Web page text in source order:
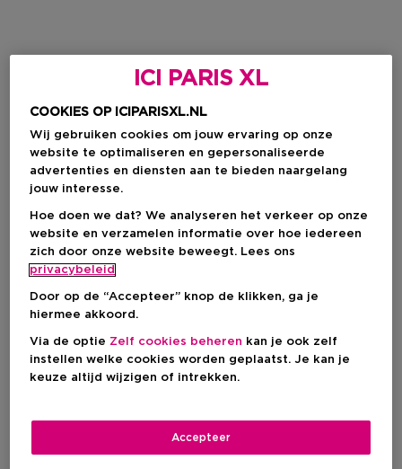
ICI PARIS XL
COOKIES OP ICIPARISXL.NL
Wij gebruiken cookies om jouw ervaring op onze
website te optimaliseren en gepersonaliseerde
advertenties en diensten aan te bieden naargelang
jouw interesse.
Hoe doen we dat? We analyseren het verkeer op onze
website en verzamelen informatie over hoe iedereen
zich door onze website beweegt. Lees ons
privacybeleid
Door op de “Accepteer” knop de klikken, ga je
hiermee akkoord.
Via de optie Zelf cookies beheren kan je ook zelf
instellen welke cookies worden geplaatst. Je kan je
keuze altijd wijzigen of intrekken.
Accepteer